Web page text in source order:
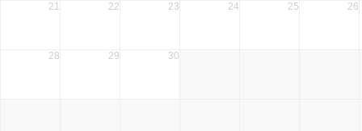
21 22 23 24 25 26
28 29 30